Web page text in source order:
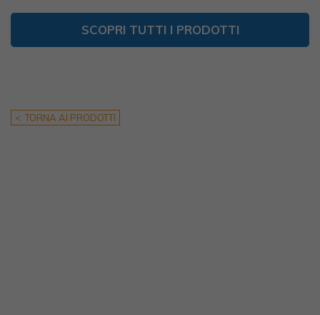
SCOPRI TUTTI I PRODOTTI
< TORNA AI PRODOTTI